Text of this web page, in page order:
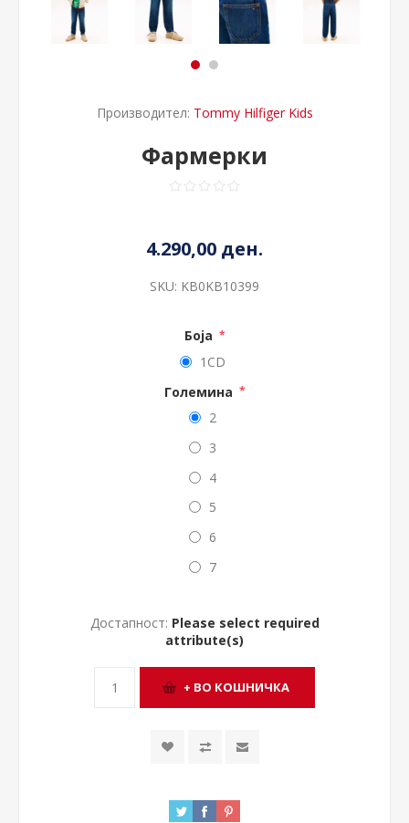
Производител: Tommy Hilfiger Kids
Фармерки
4.290,00 ден.
SKU: KB0KB10399
Боја *
1CD
Големина *
2
3
4
5
6
7
Достапност: Please select required
attribute(s)